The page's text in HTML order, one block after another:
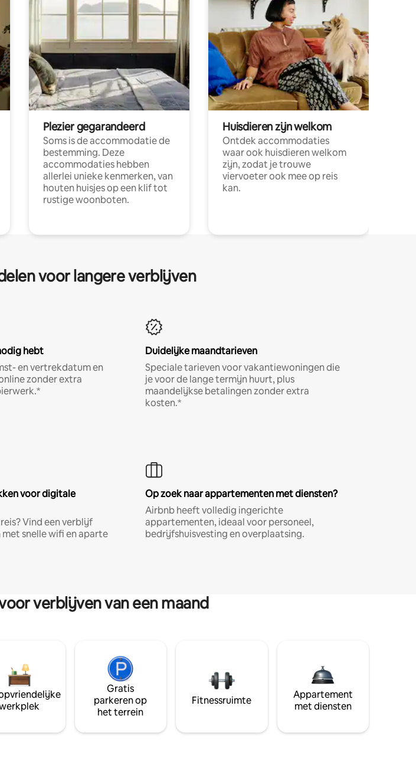
Plezier gegarandeerd
Soms is de accommodatie de
bestemming. Deze
accommodaties hebben
allerlei unieke kenmerken, van
houten huisjes op een klif tot
rustige woonboten.
Huisdieren zijn welkom
Ontdek accommodaties
waar ook huisdieren welkom
zijn, zodat je trouwe
viervoeter ook mee op reis
kan.
voor langere verblijven
hebt
en vertrekdatum en
zonder extra
Duidelijke maandtarieven
Speciale tarieven voor vakantiewoningen die
je voor de lange termijn huurt, plus
maandelijkse betalingen zonder extra
kosten.*
voor digitale
Vind een verblijf
snelle wifi en aparte
Op zoek naar appartementen met diensten?
Airbnb heeft volledig ingerichte
appartementen, ideaal voor personeel,
bedrijfshuisvesting en overplaatsing.
verblijven van een maand
Gratis
parkeren op
het terrein
Fitnessruimte
Appartement
met diensten